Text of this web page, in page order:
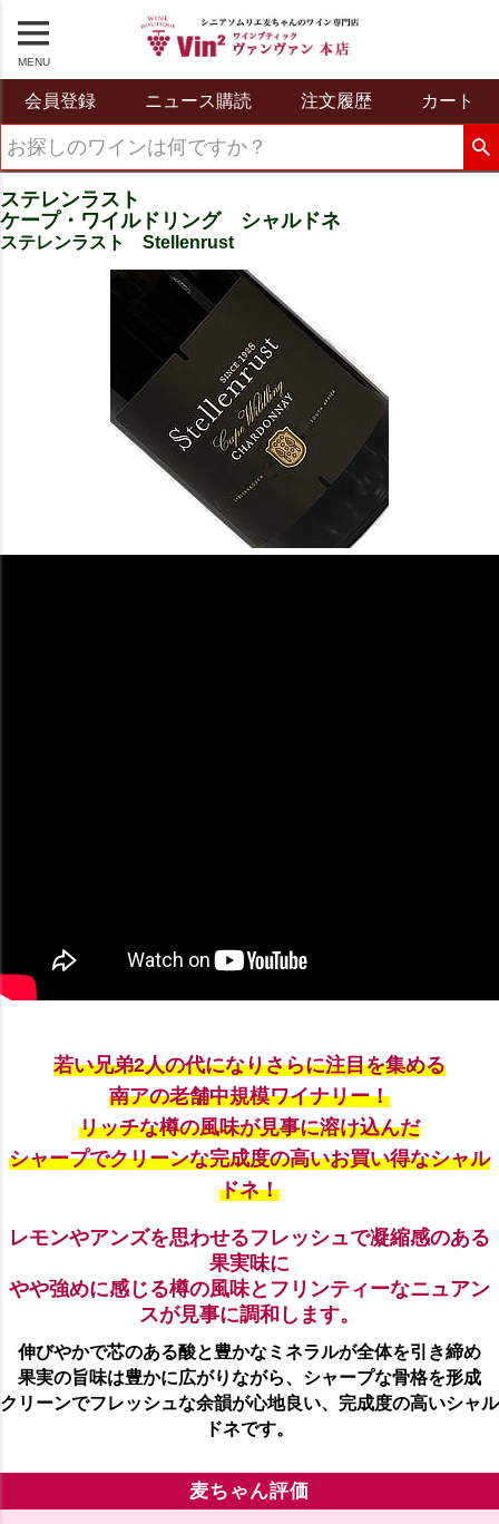
MENU
会員登録 ニュース購読 注文履歴 カート
ステレンラスト
ケープ・ワイルドリング シャルドネ
ステレンラスト Stellenrust
若い兄弟2人の代になりさらに注目を集める
南アの老舗中規模ワイナリー！
リッチな樽の風味が見事に溶け込んだ
シャープでクリーンな完成度の高いお買い得なシャル
ドネ！
レモンやアンズを思わせるフレッシュで凝縮感のある
果実味に
やや強めに感じる樽の風味とフリンティーなニュアン
スが見事に調和します。
伸びやかで芯のある酸と豊かなミネラルが全体を引き締め
果実の旨味は豊かに広がりながら、シャープな骨格を形成
クリーンでフレッシュな余韻が心地良い、完成度の高いシャル
ドネです。
麦ちゃん評価